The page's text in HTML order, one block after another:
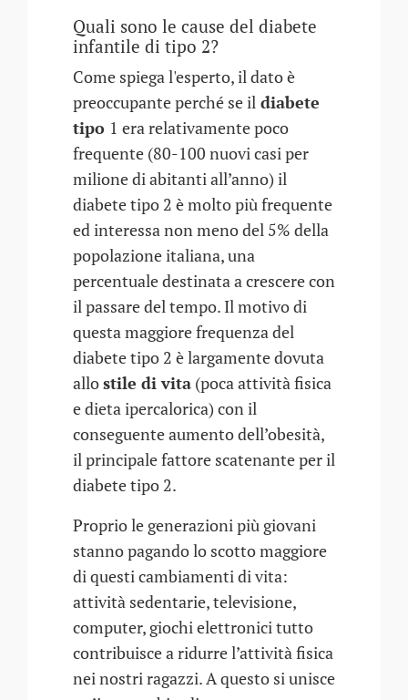
Quali sono le cause del diabete
infantile di tipo 2?
Come spiega l'esperto, il dato è
preoccupante perché se il diabete
tipo 1 era relativamente poco
frequente (80-100 nuovi casi per
milione di abitanti all’anno) il
diabete tipo 2 è molto più frequente
ed interessa non meno del 5% della
popolazione italiana, una
percentuale destinata a crescere con
il passare del tempo. Il motivo di
questa maggiore frequenza del
diabete tipo 2 è largamente dovuta
allostile di vita (poca attività fisica
e dieta ipercalorica) con il
conseguente aumento dell’obesità,
il principale fattore scatenante per il
diabete tipo 2.
Proprio le generazioni più giovani
stanno pagando lo scotto maggiore
di questi cambiamenti di vita:
attività sedentarie, televisione,
computer, giochi elettronici tutto
contribuisce a ridurre l’attività fisica
nei nostri ragazzi. A questo si unisce